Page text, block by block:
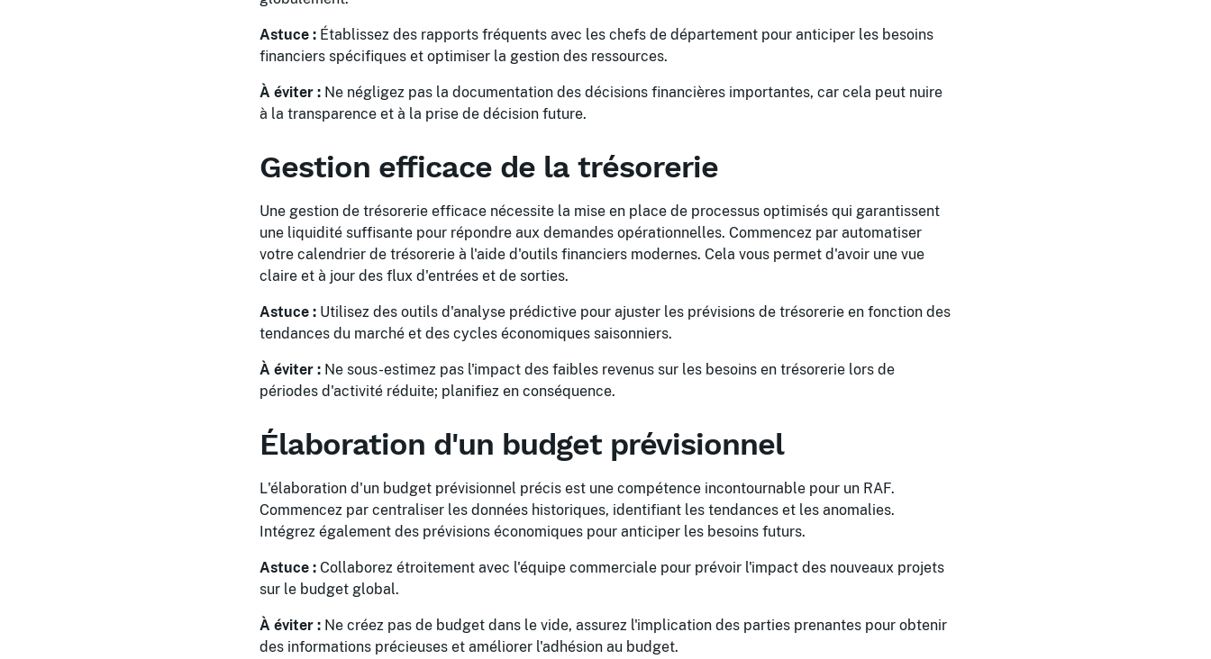
Astuce : Établissez des rapports fréquents avec les chefs de département pour anticiper les besoins
financiers spécifiques et optimiser la gestion des ressources.
À éviter : Ne négligez pas la documentation des décisions financières importantes, car cela peut nuire
à la transparence et à la prise de décision future.
Gestion efficace de la trésorerie
Une gestion de trésorerie efficace nécessite la mise en place de processus optimisés qui garantissent
une liquidité suffisante pour répondre aux demandes opérationnelles. Commencez par automatiser
votre calendrier de trésorerie à l'aide d'outils financiers modernes. Cela vous permet d'avoir une vue
claire et à jour des flux d'entrées et de sorties.
Astuce : Utilisez des outils d'analyse prédictive pour ajuster les prévisions de trésorerie en fonction des
tendances du marché et des cycles économiques saisonniers.
À éviter : Ne sous-estimez pas l'impact des faibles revenus sur les besoins en trésorerie lors de
périodes d'activité réduite; planifiez en conséquence.
Élaboration d'un budget prévisionnel
L'élaboration d'un budget prévisionnel précis est une compétence incontournable pour un RAF.
Commencez par centraliser les données historiques, identifiant les tendances et les anomalies.
Intégrez également des prévisions économiques pour anticiper les besoins futurs.
Astuce : Collaborez étroitement avec l'équipe commerciale pour prévoir l'impact des nouveaux projets
sur le budget global.
À éviter : Ne créez pas de budget dans le vide, assurez l'implication des parties prenantes pour obtenir
des informations précieuses et améliorer l'adhésion au budget.